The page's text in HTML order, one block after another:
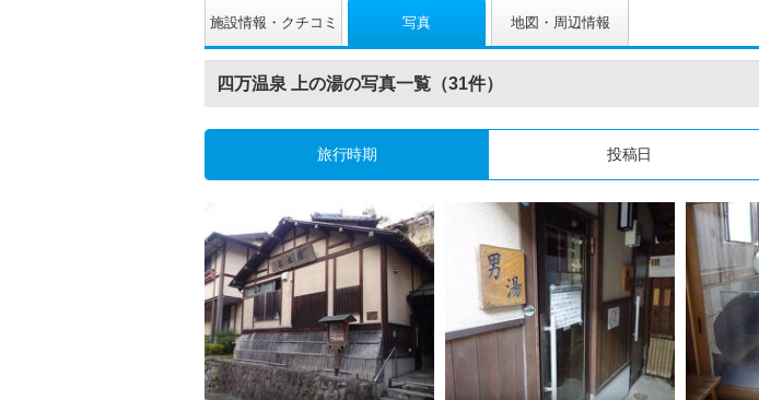
施設情報・クチコミ 写真 地図・周辺情報
四万温泉 上の湯の写真一覧（31件）
旅行時期 投稿日